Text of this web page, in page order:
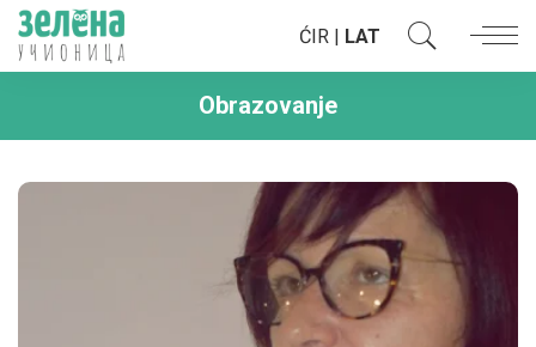
ĆIR | LAT
Obrazovanje